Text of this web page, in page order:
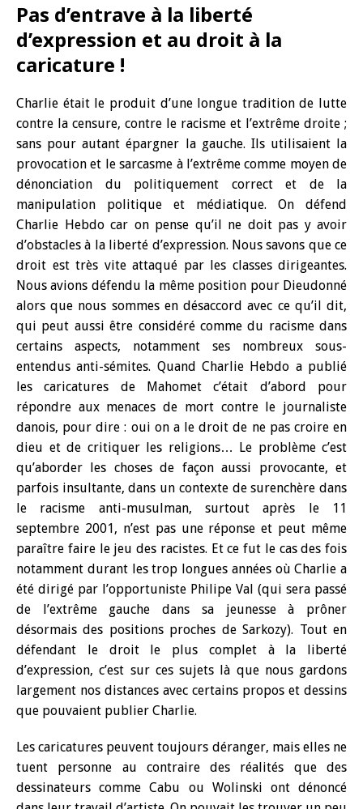
Pas d’entrave à la liberté
d’expression et au droit à la
caricature !
Charlie était le produit d’une longue tradition de lutte
contre la censure, contre le racisme et l’extrême droite ;
sans pour autant épargner la gauche. Ils utilisaient la
provocation et le sarcasme à l’extrême comme moyen de
dénonciation du politiquement correct et de la
manipulation politique et médiatique. On défend
Charlie Hebdo car on pense qu’il ne doit pas y avoir
d’obstacles à la liberté d’expression. Nous savons que ce
droit est très vite attaqué par les classes dirigeantes.
Nous avions défendu la même position pour Dieudonné
alors que nous sommes en désaccord avec ce qu’il dit,
qui peut aussi être considéré comme du racisme dans
certains aspects, notamment ses nombreux sous-
entendus anti-sémites. Quand Charlie Hebdo a publié
les caricatures de Mahomet c’était d’abord pour
répondre aux menaces de mort contre le journaliste
danois, pour dire : oui on a le droit de ne pas croire en
dieu et de critiquer les religions… Le problème c’est
qu’aborder les choses de façon aussi provocante, et
parfois insultante, dans un contexte de surenchère dans
le racisme anti-musulman, surtout après le 11
septembre 2001, n’est pas une réponse et peut même
paraître faire le jeu des racistes. Et ce fut le cas des fois
notamment durant les trop longues années où Charlie a
été dirigé par l’opportuniste Philipe Val (qui sera passé
de l’extrême gauche dans sa jeunesse à prôner
désormais des positions proches de Sarkozy). Tout en
défendant le droit le plus complet à la liberté
d’expression, c’est sur ces sujets là que nous gardons
largement nos distances avec certains propos et dessins
que pouvaient publier Charlie.
Les caricatures peuvent toujours déranger, mais elles ne
tuent personne au contraire des réalités que des
dessinateurs comme Cabu ou Wolinski ont dénoncé